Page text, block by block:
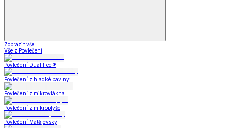
Zobrazit vše
Vše z Povlečení
Povlečení Dual Feel®
Povlečení z hladké bavlny
Povlečení z mikrovlákna
Povlečení z mikroplyše
Povlečení Matějovský